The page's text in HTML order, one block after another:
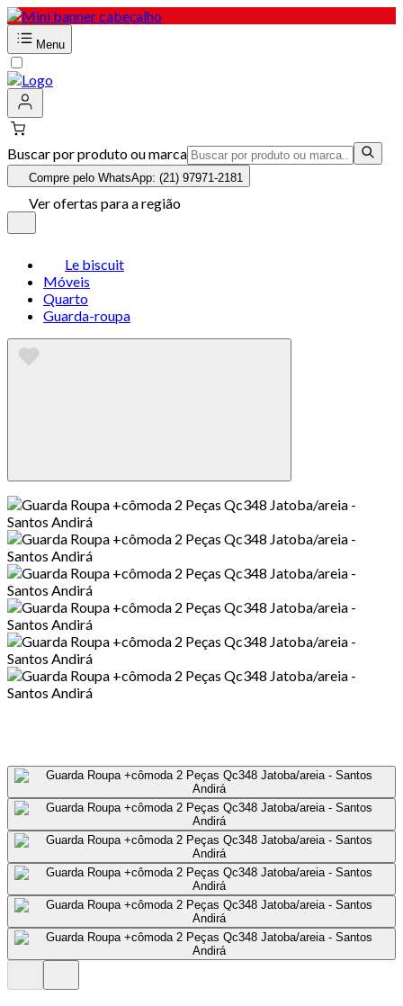
Menu
Buscar por produto ou marca
Compre pelo WhatsApp: (21) 97971-2181
Ver ofertas para a região
Le biscuit
Móveis
Quarto
Guarda-roupa